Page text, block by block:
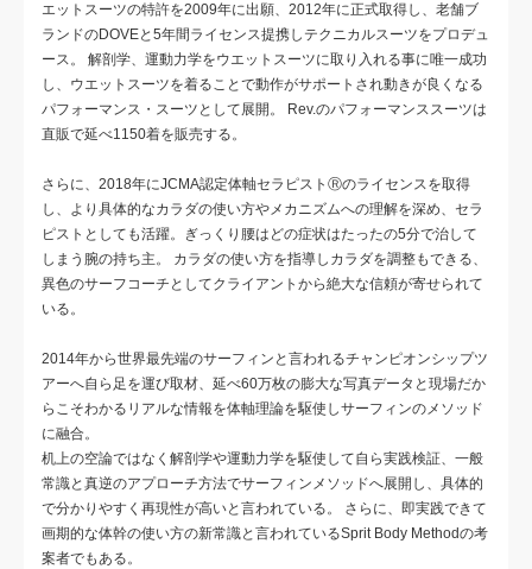
エットスーツの特許を2009年に出願、2012年に正式取得し、老舗ブ
ランドのDOVEと5年間ライセンス提携しテクニカルスーツをプロデュ
ース。 解剖学、運動力学をウエットスーツに取り入れる事に唯一成功
し、ウエットスーツを着ることで動作がサポートされ動きが良くなる
パフォーマンス・スーツとして展開。 Rev.のパフォーマンススーツは
直販で延べ1150着を販売する。
さらに、2018年にJCMA認定体軸セラピストⓇのライセンスを取得
し、より具体的なカラダの使い方やメカニズムへの理解を深め、セラ
ピストとしても活躍。ぎっくり腰はどの症状はたったの5分で治して
しまう腕の持ち主。 カラダの使い方を指導しカラダを調整もできる、
異色のサーフコーチとしてクライアントから絶大な信頼が寄せられて
いる。
2014年から世界最先端のサーフィンと言われるチャンピオンシップツ
アーへ自ら足を運び取材、延べ60万枚の膨大な写真データと現場だか
らこそわかるリアルな情報を体軸理論を駆使しサーフィンのメソッド
に融合。
机上の空論ではなく解剖学や運動力学を駆使して自ら実践検証、一般
常識と真逆のアプローチ方法でサーフィンメソッドへ展開し、具体的
で分かりやすく再現性が高いと言われている。 さらに、即実践できて
画期的な体幹の使い方の新常識と言われているSprit Body Methodの考
案者でもある。